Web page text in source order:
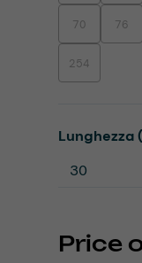
Price
70(This option
76
254(This option
Select
Lunghezza